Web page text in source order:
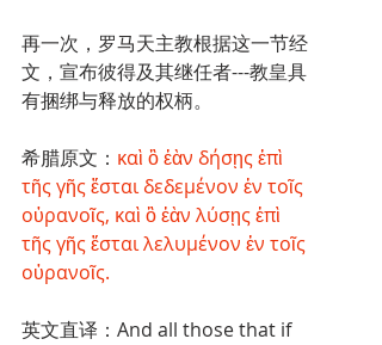
再一次，罗马天主教根据这一节经
文，宣布彼得及其继任者---教皇具
有捆绑与释放的权柄。
希腊原文： καὶ ὃ ἐὰν δήσῃς ἐπὶ
τῆς γῆς ἔσται δεδεμένον ἐν τοῖς
οὐρανοῖς, καὶ ὃ ἐὰν λύσῃς ἐπὶ
τῆς γῆς ἔσται λελυμένον ἐν τοῖς
οὐρανοῖς.
英文直译：And all those that if